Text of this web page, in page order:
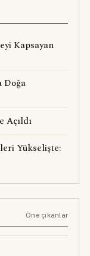
Kapsayan
Doğa
Açıldı
Yükselişte:
Öne çıkanlar